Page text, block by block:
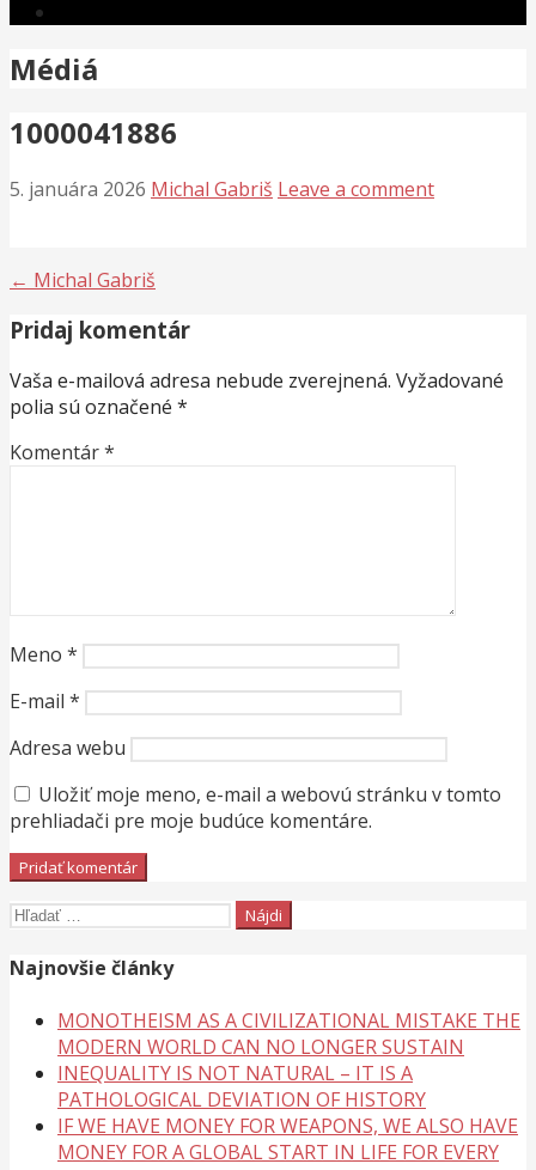
Médiá
1000041886
5. januára 2026 Michal Gabriš Leave a comment
Navigácia
v
článku
← Michal Gabriš
Pridaj komentár
Vaša e-mailová adresa nebude zverejnená. Vyžadované
polia sú označené *
Komentár*
Meno *
E-mail *
Adresa webu
Uložiť moje meno, e-mail a webovú stránku v tomto
prehliadači pre moje budúce komentáre.
Hľadať:
Najnovšie články
MONOTHEISM AS A CIVILIZATIONAL MISTAKE THE
MODERN WORLD CAN NO LONGER SUSTAIN
INEQUALITY IS NOT NATURAL – IT IS A
PATHOLOGICAL DEVIATION OF HISTORY
IF WE HAVE MONEY FOR WEAPONS, WE ALSO HAVE
MONEY FOR A GLOBAL START IN LIFE FOR EVERY